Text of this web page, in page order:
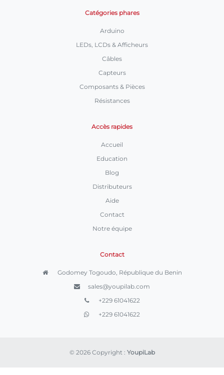
Catégories phares
Arduino
LEDs, LCDs & Afficheurs
Câbles
Capteurs
Composants & Pièces
Résistances
Accès rapides
Accueil
Education
Blog
Distributeurs
Aide
Contact
Notre équipe
Contact
Godomey Togoudo, République du Benin
sales@youpilab.com
+229 61041622
+229 61041622
© 2026 Copyright : YoupiLab